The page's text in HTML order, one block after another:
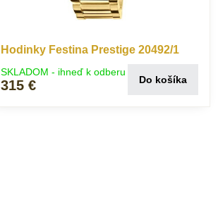
Hodinky Festina Prestige 20492/1
SKLADOM - ihneď k odberu
315 € Do košíka